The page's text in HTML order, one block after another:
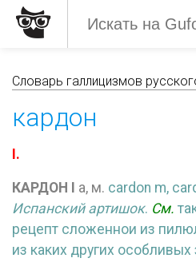
Словарь галлицизмов
кардон
I.
КАРДОН а, м. cardon m,
Испанский артишок. См.
рецепт сложеннои из
из каких других особливых